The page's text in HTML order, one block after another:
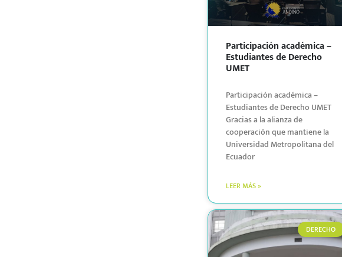
Participación académica –
Estudiantes de Derecho
UMET
Participación académica –
Estudiantes de Derecho UMET
Gracias a la alianza de
cooperación que mantiene la
Universidad Metropolitana del
Ecuador
LEER MÁS »
DERECHO